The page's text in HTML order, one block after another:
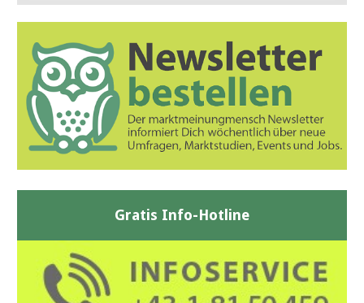
Gratis Info-Hotline